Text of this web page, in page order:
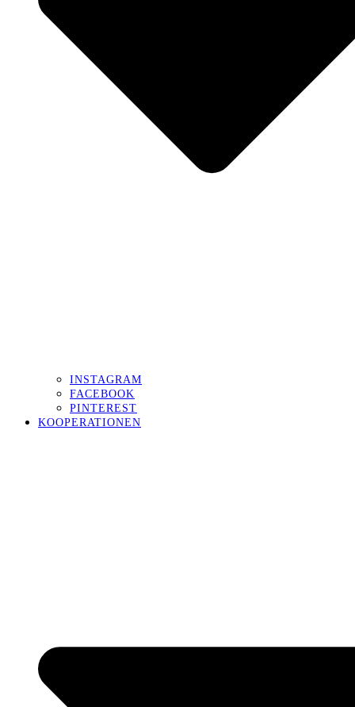
INSTAGRAM
FACEBOOK
PINTEREST
KOOPERATIONEN